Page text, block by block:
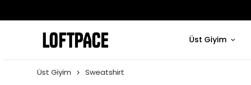
Üst Giyim
Üst Giyim Sweatshirt